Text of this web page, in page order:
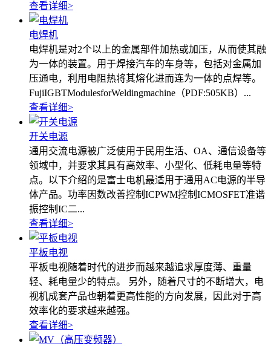
查看详细>
电焊机
电焊机是对2个以上的金属部件加热或加压，从而使其融
为一体的装置。用于焊接汽车的车身等，包括对金属加
压通电，利用电阻热将其熔化进而连为一体的点焊等。
FujiIGBTModulesforWeldingmachine（PDF:505KB）...
查看详细>
开关电源
通用交流电源被广泛使用于民用生活、OA、通信设备等
领域中，并要求其具有高效率、小型化、低耗电量等特
点。以下介绍的是富士电机最适用于通用AC电源的半导
体产品。功率因数改善控制ICPWM控制ICMOSFET准谐
振控制IC二...
查看详细>
平板电视
平板电视随着时代的进步而越来越追求厚度薄、重量
轻、耗电量少的特点。 另外，随着尺寸的不断增大，电
视机成套产品也朝着更高性能的方向发展，因此对于高
效率化的要求越来越强。
查看详细>